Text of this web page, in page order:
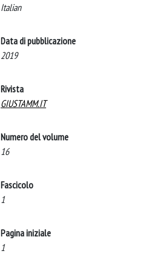
Italian
Data di pubblicazione
2019
Rivista
GIUSTAMM.IT
Numero del volume
16
Fascicolo
1
Pagina iniziale
1